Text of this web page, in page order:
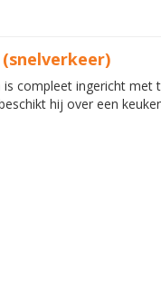
is compleet ingericht met
hij over een